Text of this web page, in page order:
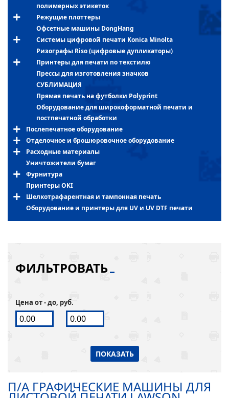
полимерных этикеток
Режущие плоттеры
Офсетные машины DongHang
Системы цифровой печати Konica Minolta
Ризографы Riso (цифровые дупликаторы)
Принтеры для печати по текстилю
Прессы для изготовления значков
СУБЛИМАЦИЯ
Прямая печать на футболки Polyprint
Оборудование для широкоформатной печати и
постпечатной обработки
Послепечатное оборудование
Отделочное и брошюровочное оборудование
Расходные материалы
Уничтожители бумаг
Фурнитура
Принтеры OKI
Шелкотрафарентная и тампонная печать
Оборудование и принтеры для UV и UV DTF печати
ФИЛЬТРОВАТЬ
Цена от - до, руб.
ПОКАЗАТЬ
П/А ГРАФИЧЕСКИЕ МАШИНЫ ДЛЯ